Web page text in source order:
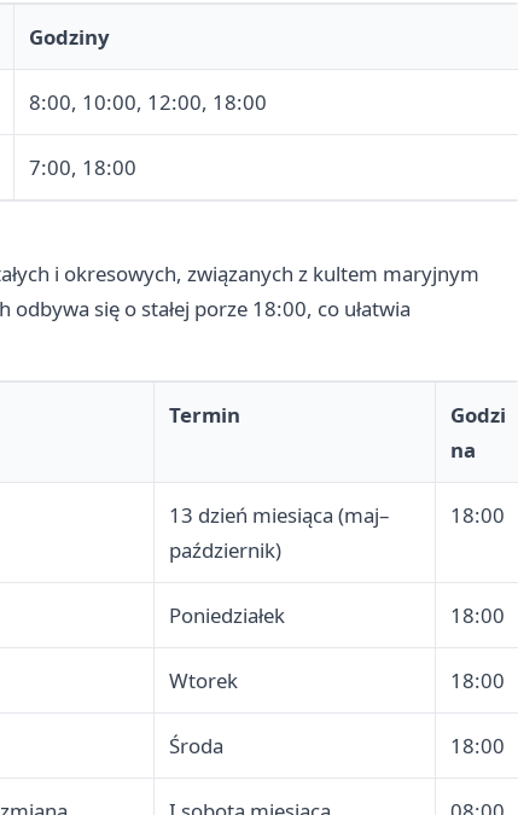
Godziny
8:00, 10:00, 12:00, 18:00
7:00, 18:00
i okresowych, związanych z kultem maryjnym
się o stałej porze 18:00, co ułatwia
Termin
Godzi
na
13 dzień miesiąca (maj–
październik)
18:00
Poniedziałek 18:00
Wtorek 18:00
Środa 18:00